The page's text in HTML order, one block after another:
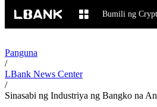
Bumili ng
Panguna
/
LBank News Center
/
Sinasabi ng Industriya ng Bangko na